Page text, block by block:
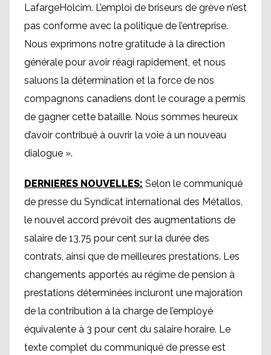
LafargeHolcim. L’emploi de briseurs de grève n’est
pas conforme avec la politique de l’entreprise.
Nous exprimons notre gratitude à la direction
générale pour avoir réagi rapidement, et nous
saluons la détermination et la force de nos
compagnons canadiens dont le courage a permis
de gagner cette bataille. Nous sommes heureux
d’avoir contribué à ouvrir la voie à un nouveau
dialogue ».
DERNIERES NOUVELLES: Selon le communiqué
de presse du Syndicat international des Métallos,
le nouvel accord prévoit des augmentations de
salaire de 13,75 pour cent sur la durée des
contrats, ainsi que de meilleures prestations. Les
changements apportés au régime de pension à
prestations déterminées incluront une majoration
de la contribution à la charge de l’employé
équivalente à 3 pour cent du salaire horaire. Le
texte complet du communiqué de presse est